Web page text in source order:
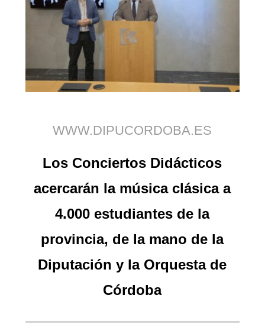
WWW.DIPUCORDOBA.ES
Los Conciertos Didácticos
acercarán la música clásica a
4.000 estudiantes de la
provincia, de la mano de la
Diputación y la Orquesta de
Córdoba